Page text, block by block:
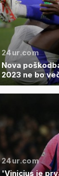
24ur.com
Nova
2023 ne bo
24ur.com
'Vinicius je